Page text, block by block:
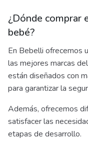
¿Dónde comprar
bebé?
En Bebelli ofrecemos
las mejores marcas
están diseñados con
para garantizar la
Además, ofrecemos
satisfacer las
etapas de desarrollo.